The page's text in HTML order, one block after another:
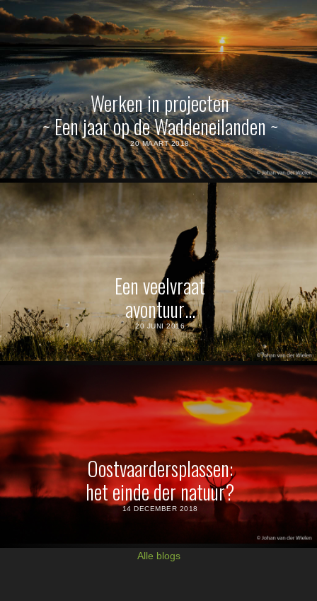
Werken in projecten
~ Een jaar op de Waddeneilanden ~
20 MAART 2018
Een veelvraat
avontuur…
20 JUNI 2016
Oostvaardersplassen:
het einde der natuur?
14 DECEMBER 2018
Alle blogs